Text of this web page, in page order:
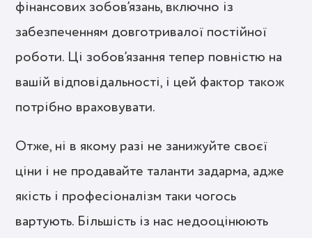
фінансових зобов’язань, включно із
забезпеченням довготривалої постійної
роботи. Ці зобов’язання тепер повністю на
вашій відповідальності, і цей фактор також
потрібно враховувати.
Отже, ні в якому разі не занижуйте своєї
ціни і не продавайте таланти задарма, адже
якість і професіоналізм таки чогось
вартують. Більшість із нас недооцінюють